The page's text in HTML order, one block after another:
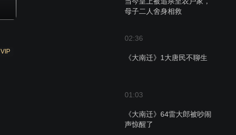
母子二人舍身相救
02:36
《大南迁》1大唐民不聊生
01:03
《大南迁》64雷大郎被吵闹
声惊醒了
VIP